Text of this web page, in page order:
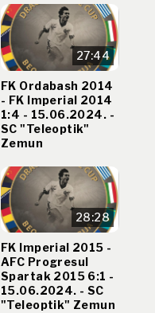
27:44
FK Ordabash 2014
- FK Imperial 2014
1:4 - 15.06.2024. -
SC "Teleoptik"
Zemun
28:28
FK Imperial 2015 -
AFC Progresul
Spartak 2015 6:1 -
15.06.2024. - SC
"Teleoptik" Zemun